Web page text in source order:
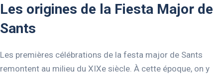
Les origines de la Fiesta Major de
Sants
Les premières célébrations de la festa major de Sants
remontent au milieu du XIXe siècle. À cette époque, on y